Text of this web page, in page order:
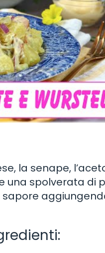
la senape,
una spolverata di